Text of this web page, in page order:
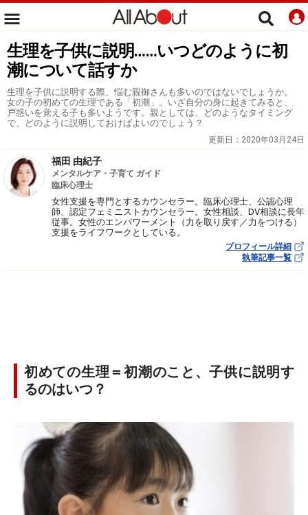
生理を子供に説明……いつどのように初
潮について話すか
生理を子供に説明する際、悩む親御さんも多いのではないでしょうか。
女の子の初めての生理である「初潮」。いざ自分の身に起きてみると、
戸惑いを覚える子も多いようです。親としては、どのようなタイミング
で、どのように説明しておけばよいのでしょう？
更新日： 2020年03月24日
福田 由紀子
メンタルケア・子育て ガイド
臨床心理士
女性支援を専門とするカウンセラー。臨床心理士、公認心理
師、認定フェミニストカウンセラー。女性相談、DV相談に長年
従事。女性のエンパワーメント（力を取り戻す／力をつける）
支援をライフワークとしている。
プロフィール詳細
執筆記事一覧
初めての生理＝初潮のこと、子供に説明す
るのはいつ？